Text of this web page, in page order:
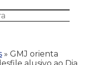
» GMJ orienta
alusivo ao Dia